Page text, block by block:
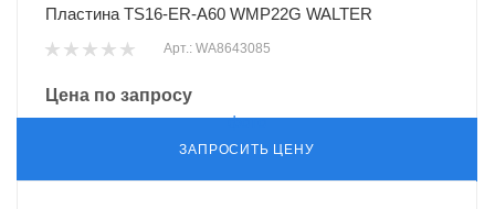
Пластина TS16-ER-A60 WMP22G WALTER
Арт.: WA8643085
Цена по запросу
ЗАПРОСИТЬ ЦЕНУ